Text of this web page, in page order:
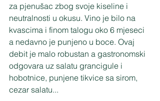
za pjenušac zbog svoje kiseline i
neutralnosti u okusu. Vino je bilo na
kvascima i finom talogu oko 6 mjeseci
a nedavno je punjeno u boce. Ovaj
debit je malo robustan a gastronomski
odgovara uz salatu grancigule i
hobotnice, punjene tikvice sa sirom,
cezar salatu...